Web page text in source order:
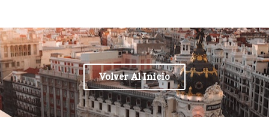
Volver Al Inicio